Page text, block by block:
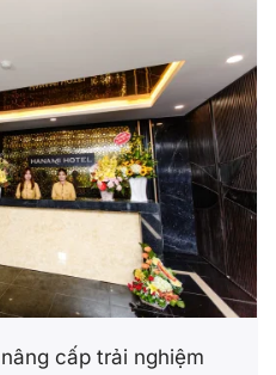
cấp trải nghiệm